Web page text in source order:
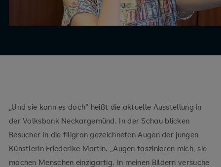
„Und sie kann es doch“ heißt die aktuelle Ausstellung in
der Volksbank Neckargemünd. In der Schau blicken
Besucher in die filigran gezeichneten Augen der jungen
Künstlerin Friederike Martin. „Augen faszinieren mich, sie
machen Menschen einzigartig. In meinen Bildern versuche